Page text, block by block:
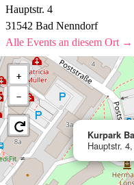
Hauptstr. 4
31542 Bad Nenndorf
Alle Events an diesem Ort →
Kurpark
Hauptstr.
+
−